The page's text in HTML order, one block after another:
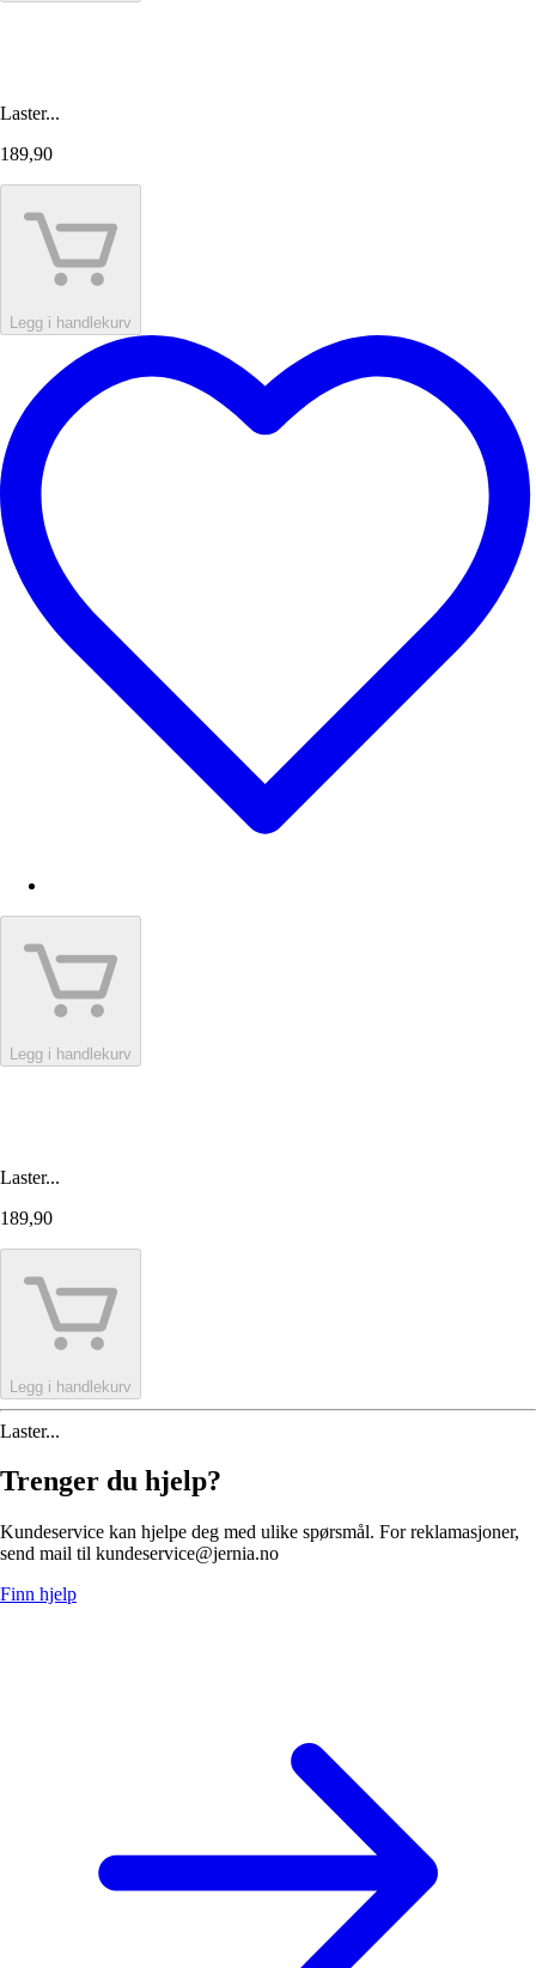
Laster...
189,90
Legg i handlekurv
Legg i handlekurv
Laster...
189,90
Legg i handlekurv
Laster...
Trenger du hjelp?
Kundeservice kan hjelpe deg med ulike spørsmål. For reklamasjoner,
send mail til kundeservice@jernia.no
Finn hjelp